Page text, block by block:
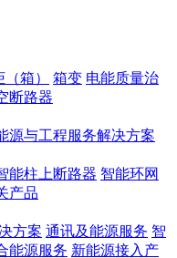
箱） 箱变 电能质量治
断路器
源与工程服务解决方案
能柱上断路器 智能环网
产品
方案 通讯及能源服务 智
能源服务 新能源接入产